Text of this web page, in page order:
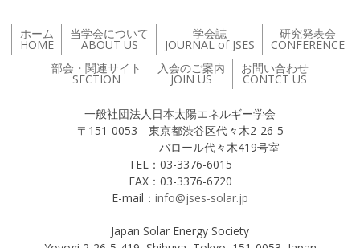
ホーム
HOME
当学会について
ABOUT US
学会誌
JOURNAL of JSES
研究発表会
CONFERENCE
部会・関連サイト
SECTION
入会のご案内
JOIN US
お問い合わせ
CONTCT US
一般社団法人日本太陽エネルギー学会
〒151-0053 東京都渋谷区代々木2-26-5
バロール代々木419号室
TEL：03-3376-6015
FAX：03-3376-6720
E-mail： info@jses-solar.jp
Japan Solar Energy Society